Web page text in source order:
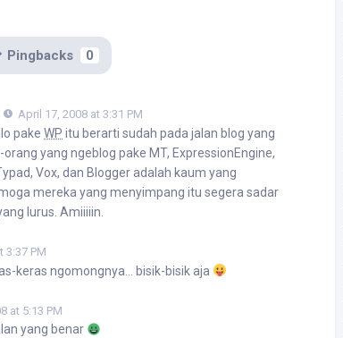
Pingbacks 0
April 17, 2008 at 3:31 PM
pake WP itu berarti sudah pada jalan blog yang
orang yang ngeblog pake MT, ExpressionEngine,
Vox, dan Blogger adalah kaum yang
mereka yang menyimpang itu segera sadar
lurus. Amiiiiin.
3:37 PM
keras ngomongnya… bisik-bisik aja
at 5:13 PM
yang benar